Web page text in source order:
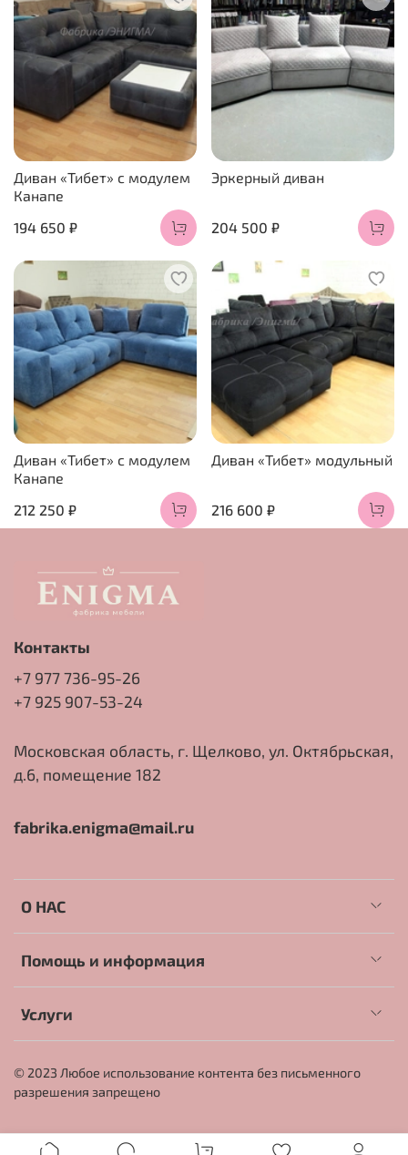
Диван «Тибет» с модулем
Канапе
194 650 ₽
Эркерный диван
204 500 ₽
Диван «Тибет» с модулем
Канапе
212 250 ₽
Диван «Тибет» модульный
216 600 ₽
О НАС
Помощь и информация
Услуги
Контакты
+7 977 736-95-26
+7 925 907-53-24
Московская область, г. Щелково, ул. Октябрьская,
д.6, помещение 182
fabrika.enigma@mail.ru
© 2023 Любое использование контента без письменного
разрешения запрещено